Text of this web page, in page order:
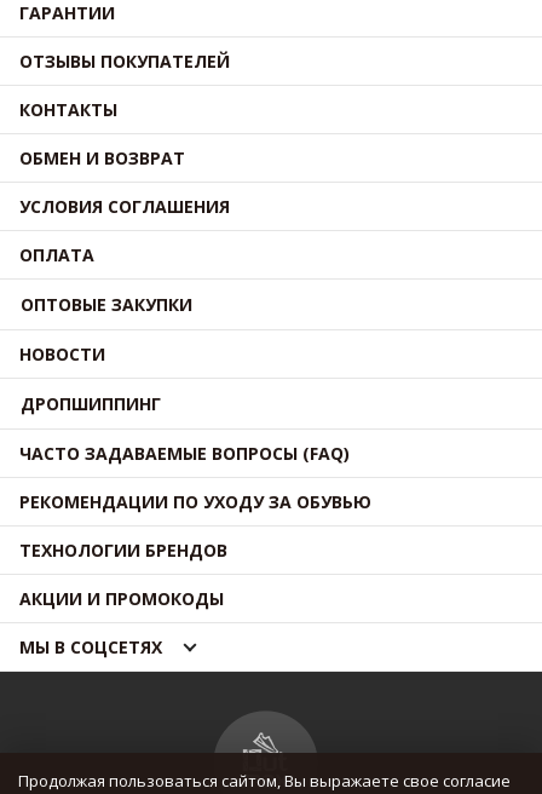
ГАРАНТИИ
ОТЗЫВЫ ПОКУПАТЕЛЕЙ
КОНТАКТЫ
ОБМЕН И ВОЗВРАТ
УСЛОВИЯ СОГЛАШЕНИЯ
ОПЛАТА
ОПТОВЫЕ ЗАКУПКИ
НОВОСТИ
ДРОПШИППИНГ
ЧАСТО ЗАДАВАЕМЫЕ ВОПРОСЫ (FAQ)
РЕКОМЕНДАЦИИ ПО УХОДУ ЗА ОБУВЬЮ
ТЕХНОЛОГИИ БРЕНДОВ
АКЦИИ И ПРОМОКОДЫ
МЫ В СОЦСЕТЯХ
Продолжая пользоваться сайтом, Вы выражаете свое согласие